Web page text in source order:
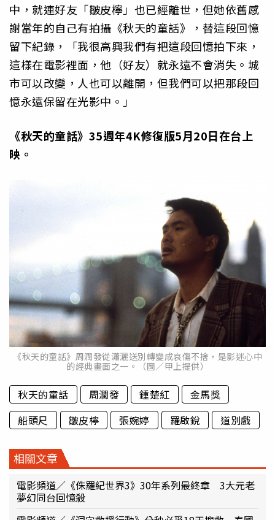
中，就連好友「皺皮檸」也已經離世，但她依舊感
謝當年的自己有拍攝《秋天的童話》，替這段回憶
留下紀錄，「我很高興我們有把這段回憶拍下來，
這樣在電影裡面，他（好友）就永遠不會消失。城
市可以改變，人也可以離開，但我們可以把那段回
憶永遠保留在光影中。」
《秋天的童話》35週年4K修復版5月20日在台上
映。
《秋天的童話》周潤發從瀟灑送別轉變成哀傷不捨，是影迷心中
的經典畫面之一。（圖／甲上提供）
秋天的童話 周潤發 鍾楚紅
金馬獎
船頭尺
皺皮檸 張婉婷 羅啟銳 道別戲
相關文章
電影頻道／《侏羅紀世界3》30年系列最終章 3大元老
夢幻同台回憶殺